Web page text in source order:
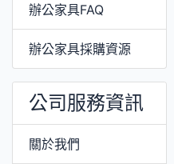
辦公家具FAQ
辦公家具採購資源
公司服務資訊
關於我們